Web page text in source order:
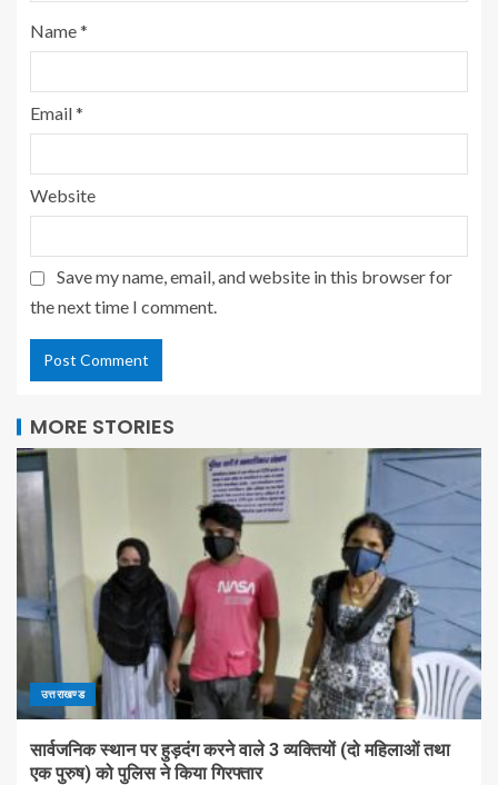
Name*
Email*
Website
Save my name, email, and website in this browser for
the next time I comment.
MORE STORIES
उत्तराखण्ड
सार्वजनिक स्थान पर हुड़दंग करने वाले 3 व्यक्तियों (दो महिलाओं तथा
एक पुरुष) को पुलिस ने किया गिरफ्तार